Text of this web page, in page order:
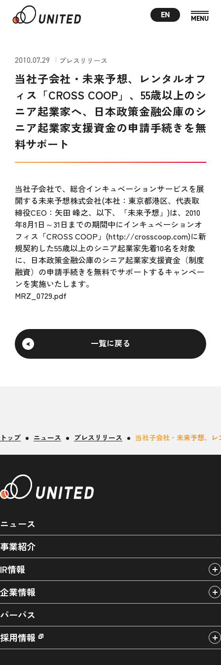
EN
2010.07.29 プレスリリース
当社子会社・未来予想、レンタルオフ
ィス「CROSS COOP」、55歳以上のシ
ニア起業家へ、日本政策金融公庫のシ
ニア起業家支援資金の申請手続きを無
料サポート
当社子会社で、総合インキュベーションサービスを展
開する未来予想株式会社(本社：東京都港区、代表取
締役CEO：矢田 峰之、以下、「未来予想」)は、2010
年8月1日～31日までの期間中にインキュベーションオ
フィス「CROSS COOP」(http://crosscoop.com)に新
規契約した55歳以上のシニア起業家先着10名を対象
に、日本政策金融公庫のシニア起業家支援資金（制度
融資）の申請手続きを無料でサポートするキャンペー
ンを実施いたします。
MRZ_0729.pdf
一覧に戻る
トップ ニュース プレスリリース 当社子会社・未来予想、レ
ニュース
事業紹介
IR情報
企業情報
パーパス
採用情報